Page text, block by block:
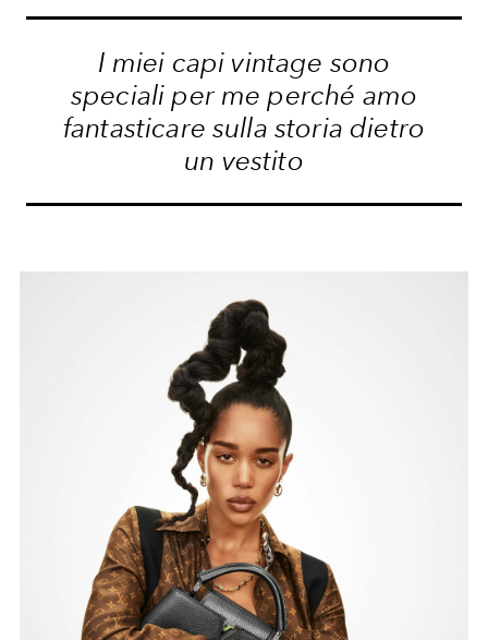
I miei capi vintage sono
speciali per me perché amo
fantasticare sulla storia dietro
un vestito